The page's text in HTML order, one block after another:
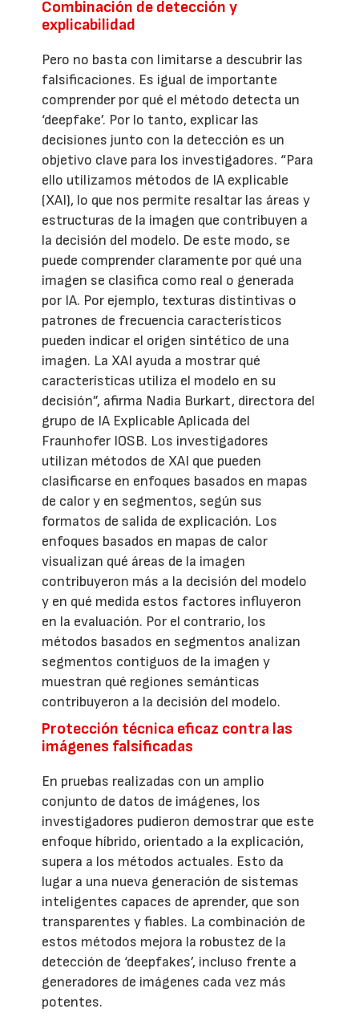
Combinación de detección y
explicabilidad
Pero no basta con limitarse a descubrir las
falsificaciones. Es igual de importante
comprender por qué el método detecta un
‘deepfake’. Por lo tanto, explicar las
decisiones junto con la detección es un
objetivo clave para los investigadores. “Para
ello utilizamos métodos de IA explicable
(XAI), lo que nos permite resaltar las áreas y
estructuras de la imagen que contribuyen a
la decisión del modelo. De este modo, se
puede comprender claramente por qué una
imagen se clasifica como real o generada
por IA. Por ejemplo, texturas distintivas o
patrones de frecuencia característicos
pueden indicar el origen sintético de una
imagen. La XAI ayuda a mostrar qué
características utiliza el modelo en su
decisión”, afirma Nadia Burkart, directora del
grupo de IA Explicable Aplicada del
Fraunhofer IOSB. Los investigadores
utilizan métodos de XAI que pueden
clasificarse en enfoques basados en mapas
de calor y en segmentos, según sus
formatos de salida de explicación. Los
enfoques basados en mapas de calor
visualizan qué áreas de la imagen
contribuyeron más a la decisión del modelo
y en qué medida estos factores influyeron
en la evaluación. Por el contrario, los
métodos basados en segmentos analizan
segmentos contiguos de la imagen y
muestran qué regiones semánticas
contribuyeron a la decisión del modelo.
Protección técnica eficaz contra las
imágenes falsificadas
En pruebas realizadas con un amplio
conjunto de datos de imágenes, los
investigadores pudieron demostrar que este
enfoque híbrido, orientado a la explicación,
supera a los métodos actuales. Esto da
lugar a una nueva generación de sistemas
inteligentes capaces de aprender, que son
transparentes y fiables. La combinación de
estos métodos mejora la robustez de la
detección de ‘deepfakes’, incluso frente a
generadores de imágenes cada vez más
potentes.